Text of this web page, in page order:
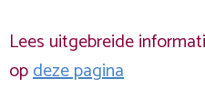
Lees uitgebreide
opdeze pagina